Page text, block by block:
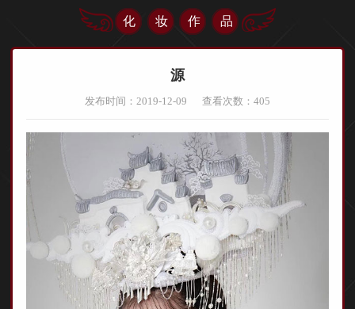
化妆作品
源
发布时间：2019-12-09 查看次数： 405